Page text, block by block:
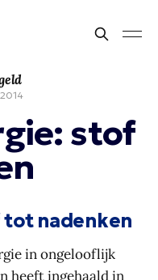
2014
stof
nadenken
in ongelooflijk
heeft ingehaald in